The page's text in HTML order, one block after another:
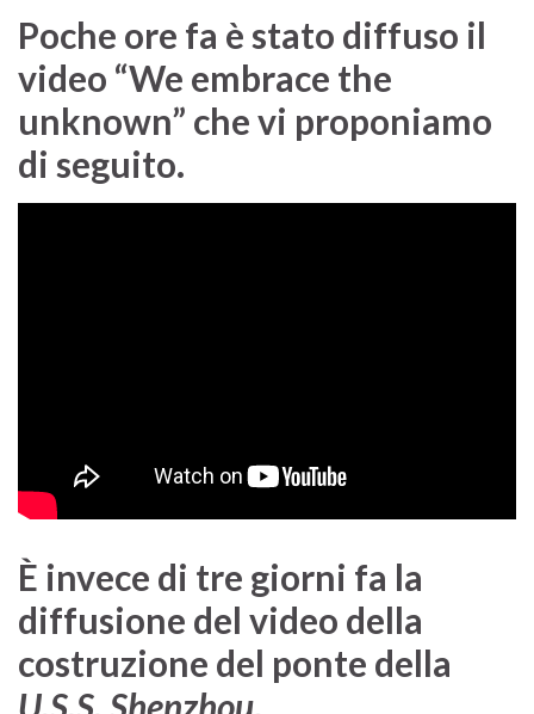
Poche ore fa è stato diffuso il
video “We embrace the
unknown” che vi proponiamo
di seguito.
È invece di tre giorni fa la
diffusione del video della
costruzione del ponte della